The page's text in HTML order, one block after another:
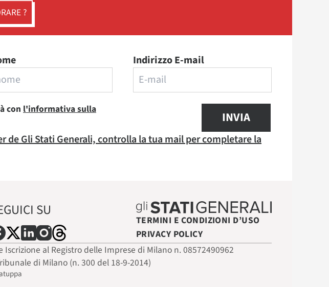
?
Indirizzo E-mail
con l'informativa sulla
INVIA
de Gli Stati Generali, controlla la tua mail per completare la
SU
TERMINI E CONDIZIONI D’USO
PRIVACY POLICY
Iscrizione al Registro delle Imprese di Milano n. 08572490962
di Milano (n. 300 del 18-9-2014)